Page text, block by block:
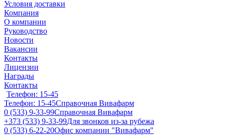
Условия доставки
Компания
О компании
Руководство
Новости
Вакансии
Контакты
Лицензии
Награды
Контакты
Телефон: 15-45
Телефон: 15-45Справочная Вивафарм
0 (533) 9-33-99Справочная Вивафарм
+373 (533) 9-33-99Для звонков из-за рубежа
0 (533) 6-22-20Офис компании "Вивафарм"